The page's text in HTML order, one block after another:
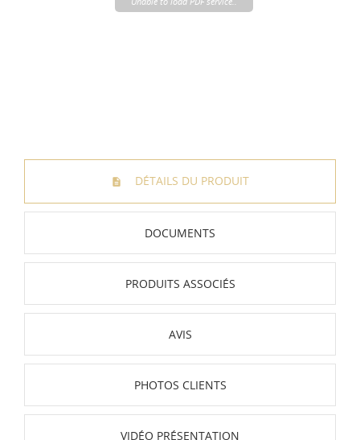
DÉTAILS DU PRODUIT
DOCUMENTS
PRODUITS ASSOCIÉS
AVIS
PHOTOS CLIENTS
VIDÉO PRÉSENTATION